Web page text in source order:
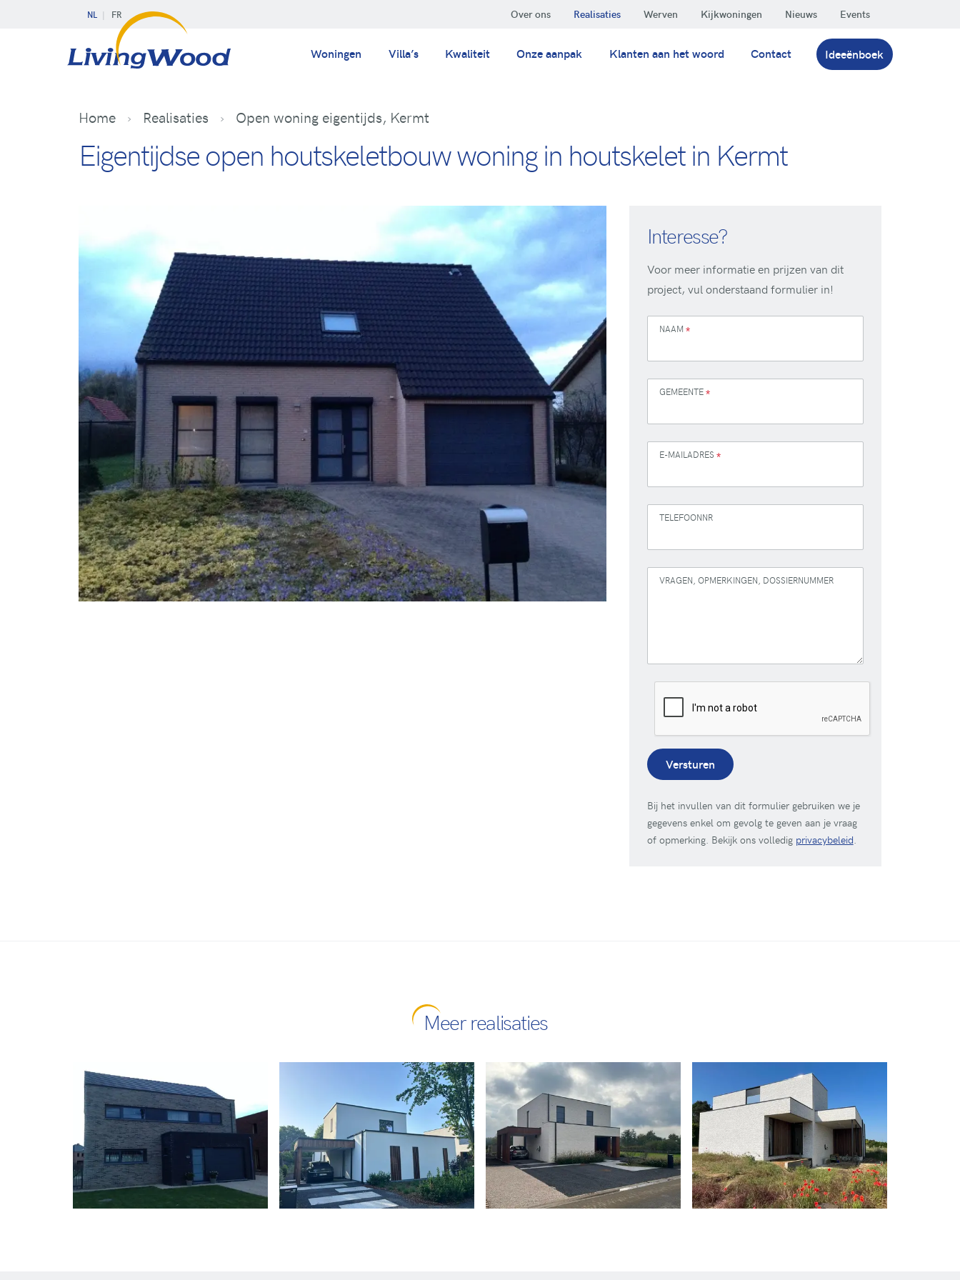
NL FR Over ons Realisaties Werven Kijkwoningen Nieuws Events
Woningen Villa’s Kwaliteit Onze aanpak Klanten aan het woord Contact Ideeënboek
Home Realisaties Open woning eigentijds, Kermt
Eigentijdse open houtskeletbouw woning in houtskelet in Kermt
Interesse?
Voor meer informatie en prijzen van dit
project, vul onderstaand formulier in!
NAAM *
GEMEENTE*
E-MAILADRES *
TELEFOONNR
VRAGEN, OPMERKINGEN, DOSSIERNUMMER
Versturen
Bij het invullen van dit formulier gebruiken we je
gegevens enkel om gevolg te geven aan je vraag
of opmerking. Bekijk ons volledig privacybeleid.
Meer realisaties